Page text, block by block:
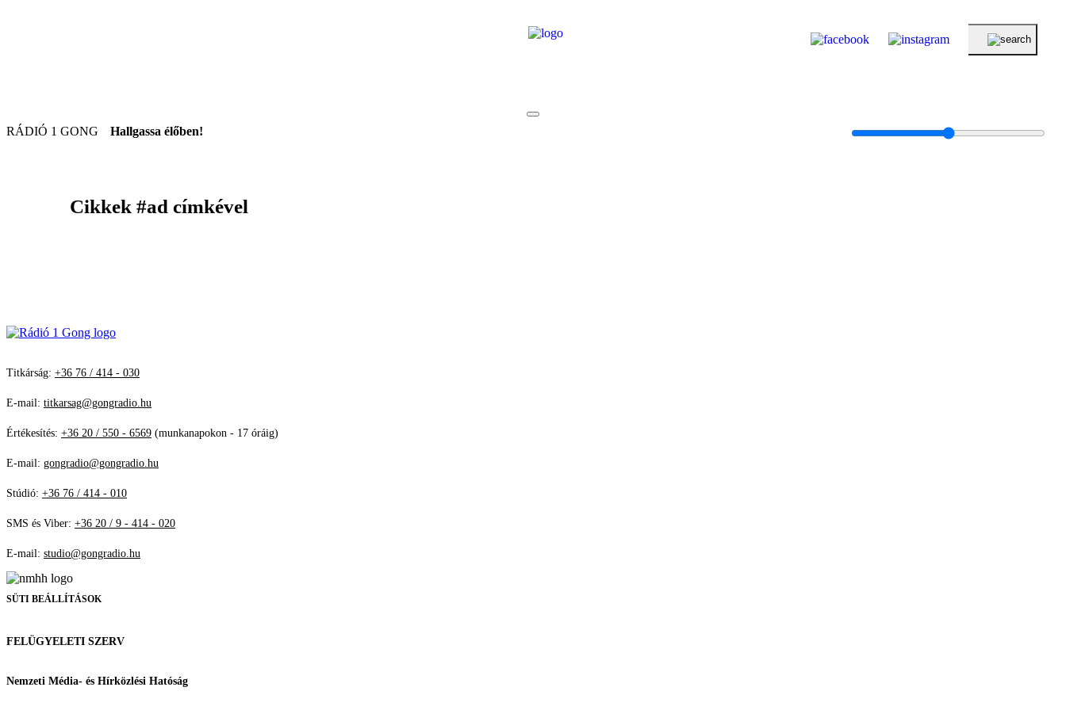
RÁDIÓ 1 GONG Hallgassa élőben!
Cikkek #ad címkével
Titkárság: +36 76 / 414 - 030
E-mail: titkarsag@gongradio.hu
Értékesítés: +36 20 / 550 - 6569 (munkanapokon - 17 óráig)
E-mail: gongradio@gongradio.hu
Stúdió: +36 76 / 414 - 010
SMS és Viber: +36 20 / 9 - 414 - 020
E-mail: studio@gongradio.hu
SÜTI BEÁLLÍTÁSOK
FELÜGYELETI SZERV
Nemzeti Média- és Hírközlési Hatóság